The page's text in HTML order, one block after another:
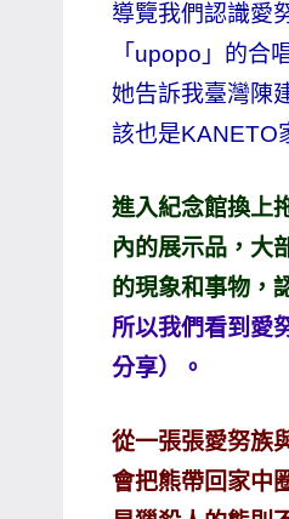
表
會
及
活
主
持、
校
企
業
座、
部
導覽我們認識愛
「upopo」的合
她告訴我臺灣陳
該也是KANETO
進入紀念館換上
內的展示品，大
的現象和事物，
所以我們看到愛
分享）。
從一張張愛努族
會把熊帶回家中